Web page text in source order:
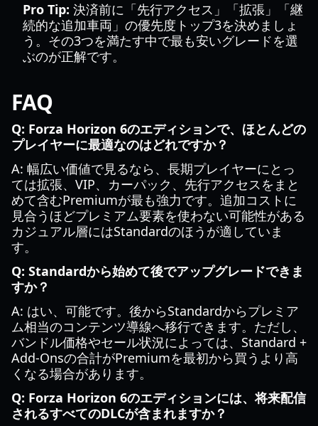
Pro Tip: 決済前に「先行アクセス」「拡張」「継
続的な追加車両」の優先度トップ3を決めましょ
う。その3つを満たす中で最も安いグレードを選
ぶのが正解です。
FAQ
Q: Forza Horizon 6のエディションで、ほとんどの
プレイヤーに最適なのはどれですか？
A: 幅広い価値で見るなら、長期プレイヤーにとっ
ては拡張、VIP、カーパック、先行アクセスをまと
めて含むPremiumが最も強力です。追加コストに
見合うほどプレミアム要素を使わない可能性がある
カジュアル層にはStandardのほうが適していま
す。
Q: Standardから始めて後でアップグレードできま
すか？
A: はい、可能です。後からStandardからプレミア
ム相当のコンテンツ導線へ移行できます。ただし、
バンドル価格やセール状況によっては、Standard +
Add-Onsの合計がPremiumを最初から買うより高
くなる場合があります。
Q: Forza Horizon 6のエディションには、将来配信
されるすべてのDLCが含まれますか？